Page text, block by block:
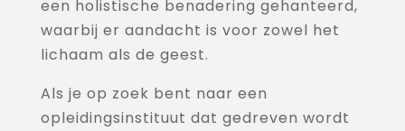
een holistische benadering gehanteerd,
waarbij er aandacht is voor zowel het
lichaam als de geest.
Als je op zoek bent naar een
opleidingsinstituut dat gedreven wordt